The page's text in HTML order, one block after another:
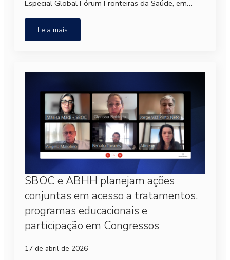
Especial Global Fórum Fronteiras da Saúde, em…
Leia mais
SBOC e ABHH planejam ações
conjuntas em acesso a tratamentos,
programas educacionais e
participação em Congressos
17 de abril de 2026